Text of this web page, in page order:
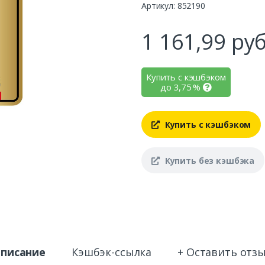
Артикул: 852190
1 161,99
Купить с кэшбэком
до 3,75%
Купить с кэшбэком
Купить без кэшбэка
Кэшбэк-ссылка + Оставить